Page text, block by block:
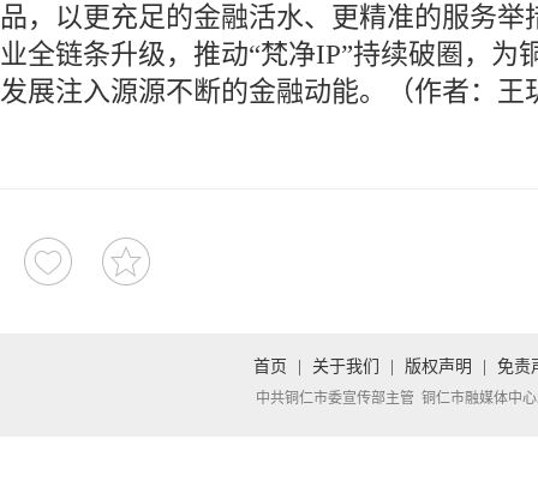
品，以更充足的金融活水、更精准的服务举
业全链条升级，推动“梵净IP”持续破圈，为
发展注入源源不断的金融动能。（作者：王
首页 关于我们 版权声明 免责
中共铜仁市委宣传部主管 铜仁市融媒体中心